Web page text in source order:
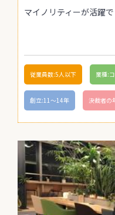
マイノリティーが活躍
従業員数:5人以下 業種:
創立:11〜14年 決裁者の